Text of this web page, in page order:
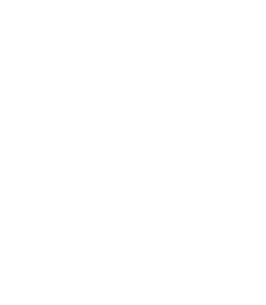
PARTIRE PICCOLI PENSANDO IN GRANDE